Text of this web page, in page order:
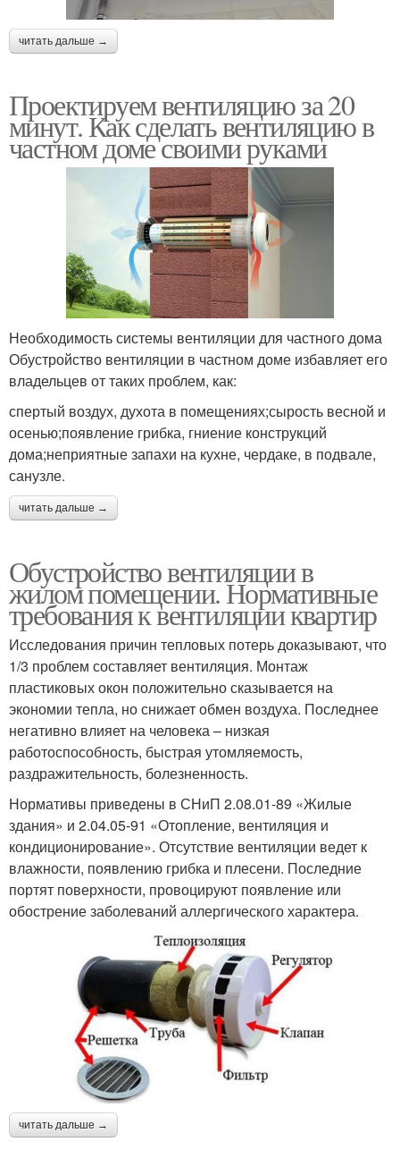
читать дальше →
Проектируем вентиляцию за 20
минут. Как сделать вентиляцию в
частном доме своими руками
Необходимость системы вентиляции для частного дома
Обустройство вентиляции в частном доме избавляет его
владельцев от таких проблем, как:
спертый воздух, духота в помещениях;сырость весной и
осенью;появление грибка, гниение конструкций
дома;неприятные запахи на кухне, чердаке, в подвале,
санузле.
читать дальше →
Обустройство вентиляции в
жилом помещении. Нормативные
требования к вентиляции квартир
Исследования причин тепловых потерь доказывают, что
1/3 проблем составляет вентиляция. Монтаж
пластиковых окон положительно сказывается на
экономии тепла, но снижает обмен воздуха. Последнее
негативно влияет на человека – низкая
работоспособность, быстрая утомляемость,
раздражительность, болезненность.
Нормативы приведены в СНиП 2.08.01-89 «Жилые
здания» и 2.04.05-91 «Отопление, вентиляция и
кондиционирование». Отсутствие вентиляции ведет к
влажности, появлению грибка и плесени. Последние
портят поверхности, провоцируют появление или
обострение заболеваний аллергического характера.
читать дальше →